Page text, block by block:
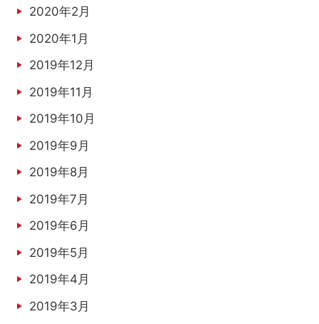
2020年2月
2020年1月
2019年12月
2019年11月
2019年10月
2019年9月
2019年8月
2019年7月
2019年6月
2019年5月
2019年4月
2019年3月